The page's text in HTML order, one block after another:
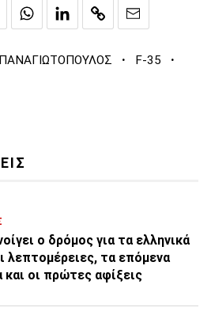
· F-35 ·
ο δρόμος για τα ελληνικά
λεπτομέρειες, τα επόμενα
και οι πρώτες αφίξεις